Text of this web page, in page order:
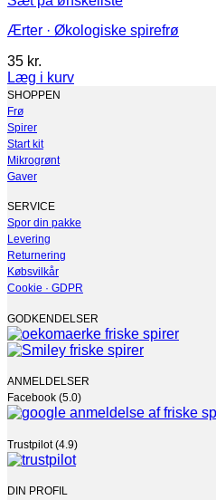
Ærter · Økologiske spirefrø
35 kr.
Læg i kurv
Dette
vare
har
flere
varianter.
Mulighederne
vælges
på
varesiden
SHOPPEN
Frø
Spirer
Start kit
Mikrogrønt
Gaver
SERVICE
Spor din pakke
Levering
Returnering
Købsvilkår
Cookie · GDPR
GODKENDELSER
ANMELDELSER
Facebook (5.0)
Trustpilot (4.9)
DIN PROFIL